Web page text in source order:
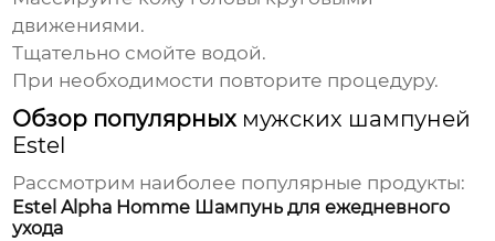
движениями.
Тщательно смойте водой.
При необходимости повторите процедуру.
Обзор популярных мужских шампуней
Estel
Рассмотрим наиболее популярные продукты:
Estel Alpha Homme Шампунь для ежедневного
ухода